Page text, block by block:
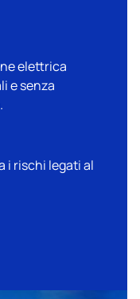
elettrica
e senza
i rischi legati al